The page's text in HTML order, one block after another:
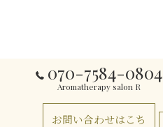
070-7584-0804
Aromatherapy salon R
お問い合わせはこち